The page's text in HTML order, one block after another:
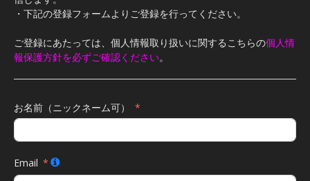
・下記の登録フォームよりご登録を行ってください。
ご登録にあたっては、個人情報取り扱いに関するこちらの個人情
報保護方針を必ずご確認ください。
お名前（ニックネーム可）
Email